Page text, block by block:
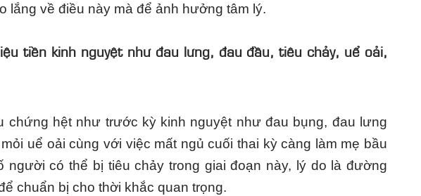
lắng về điều này mà để ảnh hưởng tâm lý.
tiền kinh nguyệt như đau lưng, đau đầu, tiêu chảy, uể oải,
chứng hệt như trước kỳ kinh nguyệt như đau bụng, đau lưng
uể oải cùng với việc mất ngủ cuối thai kỳ càng làm mẹ bầu
có thể bị tiêu chảy trong giai đoạn này, lý do là đường
chuẩn bị cho thời khắc quan trọng.